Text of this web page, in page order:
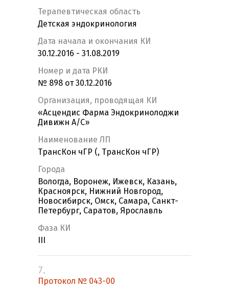
Терапевтическая область
Детская эндокринология
Дата начала и окончания КИ
30.12.2016 - 31.08.2019
Номер и дата РКИ
№ 898 от 30.12.2016
Организация, проводящая КИ
«Асцендис Фарма Эндокринолоджи
Дивижн А/С»
Наименование ЛП
ТрансКон чГР (, ТрансКон чГР)
Города
Вологда, Воронеж, Ижевск, Казань,
Красноярск, Нижний Новгород,
Новосибирск, Омск, Самара, Санкт-
Петербург, Саратов, Ярославль
Фаза КИ
7.
Протокол № 043-00